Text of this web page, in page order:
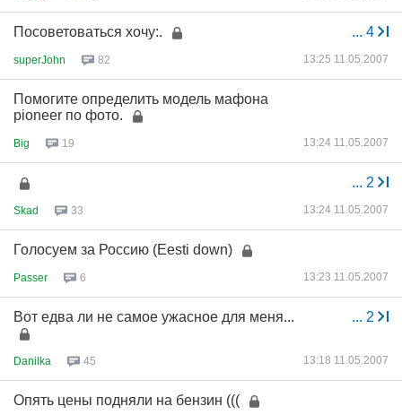
... 4
Посоветоваться хочу:.
superJohn 82 13:25 11.05.2007
Помогите определить модель мафона
pioneer по фото.
Big 19 13:24 11.05.2007
... 2
Skad 33 13:24 11.05.2007
Голосуем за Россию (Eesti down)
Passer 6 13:23 11.05.2007
... 2
Вот едва ли не самое ужасное для меня...
Danilka 45 13:18 11.05.2007
Опять цены подняли на бензин (((